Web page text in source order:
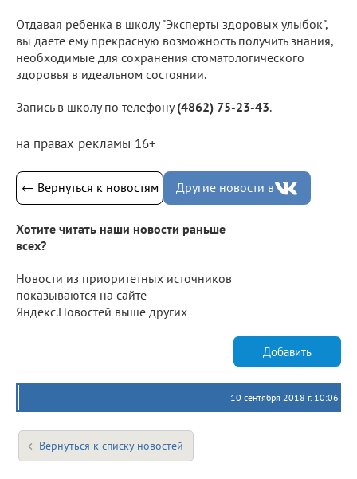
Отдавая ребенка в школу "Эксперты здоровых улыбок",
вы даете ему прекрасную возможность получить знания,
необходимые для сохранения стоматологического
здоровья в идеальном состоянии.
Запись в школу по телефону(4862) 75-23-43.
на правах рекламы 16+
← Вернуться к новостям Другие новости в
Хотите читать наши новости раньше
всех?
Новости из приоритетных источников
показываются на сайте
Яндекс.Новостей выше других
Добавить
10 сентября 2018 г. 10:06
Вернуться к списку новостей